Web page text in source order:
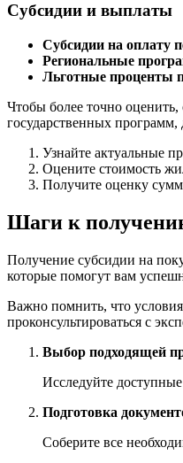
Субсидии и выплаты
Субсидии на оплату
Региональные
Льготные проценты
Чтобы более точно оценить,
государственных
Узнайте актуальные
Оцените стоимость
Получите оценку
Шаги к
Получение субсидии на
которые помогут вам
Важно помнить, что
проконсультироваться с
Выбор подходящей
Исследуйте
Подготовка
Соберите все